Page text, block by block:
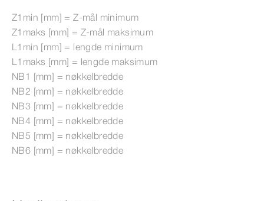
Z1min [mm] = Z-​mål minimum
Z1maks [mm] = Z-​mål maksimum
L1min [mm] = lengde minimum
L1maks [mm] = lengde maksimum
NB1 [mm] = nøkkelbredde
NB2 [mm] = nøkkelbredde
NB3 [mm] = nøkkelbredde
NB4 [mm] = nøkkelbredde
NB5 [mm] = nøkkelbredde
NB6 [mm] = nøkkelbredde